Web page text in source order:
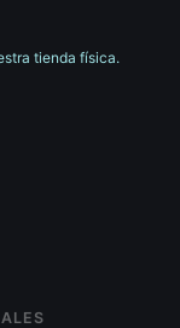
tienda física.